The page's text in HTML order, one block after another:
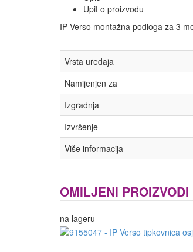
Upit o proizvodu
IP Verso montažna podloga za 3
Vrsta uređaja
Namijenjen za
Izgradnja
Izvršenje
Više informacija
OMILJENI PROIZVODI
na lageru